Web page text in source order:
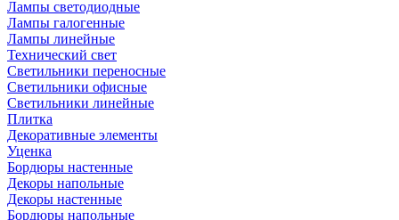
Лампы светодиодные
Лампы галогенные
Лампы линейные
Технический свет
Светильники переносные
Светильники офисные
Светильники линейные
Плитка
Декоративные элементы
Уценка
Бордюры настенные
Декоры напольные
Декоры настенные
Бордюры напольные